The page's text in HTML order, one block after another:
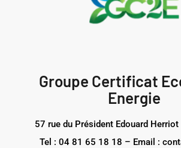
Groupe Certificat
Energie
57 rue du Président Edouard
Tel : 04 81 65 18 18 – Email :